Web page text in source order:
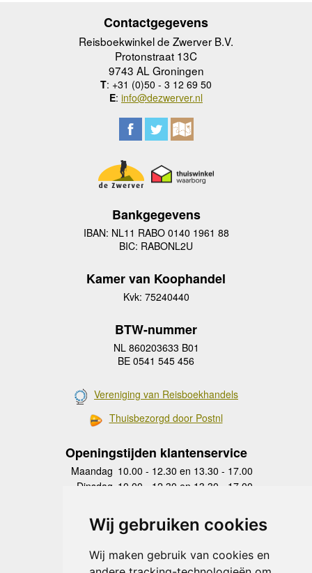
Wij gebruiken cookies
Wij maken gebruik van cookies en
Contactgegevens
Reisboekwinkel de Zwerver B.V.
Protonstraat 13C
9743 AL Groningen
T: +31 (0)50 - 3 12 69 50
E: info@dezwerver.nl
Bankgegevens
IBAN: NL11 RABO 0140 1961 88
BIC: RABONL2U
Kamer van Koophandel
Kvk: 75240440
BTW-nummer
NL 860203633 B01
BE 0541 545 456
Vereniging van Reisboekhandels
Thuisbezorgd door Postnl
Openingstijden klantenservice
Maandag 10.00 - 12.30 en 13.30 - 17.00
Dinsdag 10.00 - 12.30 en 13.30 - 17.00
Donderdag
10.00 - 12.30 en 13.30 - 17.00
Vrijdag 10.00 - 12.30 en 13.30 - 17.00
Zaterdag
gesloten
Zondag gesloten